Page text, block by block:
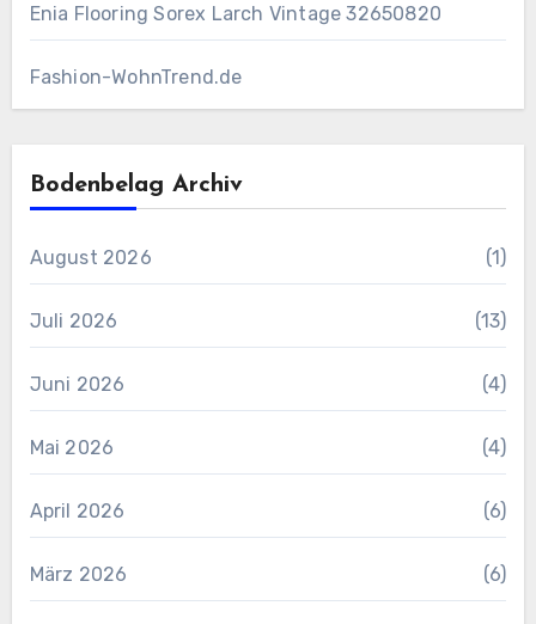
Enia Flooring Sorex ​Larch Vintage 32650820
Fashion-WohnTrend.de
Bodenbelag Archiv
August 2026 (1)
Juli 2026 (13)
Juni 2026 (4)
Mai 2026 (4)
April 2026 (6)
März 2026 (6)